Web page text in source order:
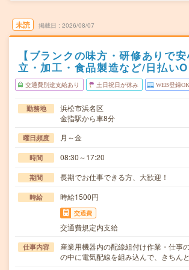
未読 掲載日 2026/08/07
【ブランクの味方・研修ありで
立・加工・食品製造など/日払い
交通費別途支給あり 土日祝日が休み WEB登録OK
勤務地
浜松市浜名区
金指駅から車8分
曜日頻度 月～金
時間 08:30～17:20
期間 長期でお仕事できる方、大歓迎！
時給 時給1500円
交通費
交通費規定内支給
仕事内容
産業用機器内の配線組付け作業・仕事
の中に電気配線を組み込んで、きちん